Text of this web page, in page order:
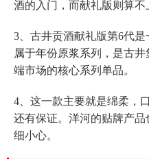
酒的入门，而献礼版则算不
3、古井贡酒献礼版第6代是
属于年份原浆系列，是古
端市场的核心系列单品。
4、这一款主要就是绵柔，
还有保证。洋河的贴牌产
细小心。